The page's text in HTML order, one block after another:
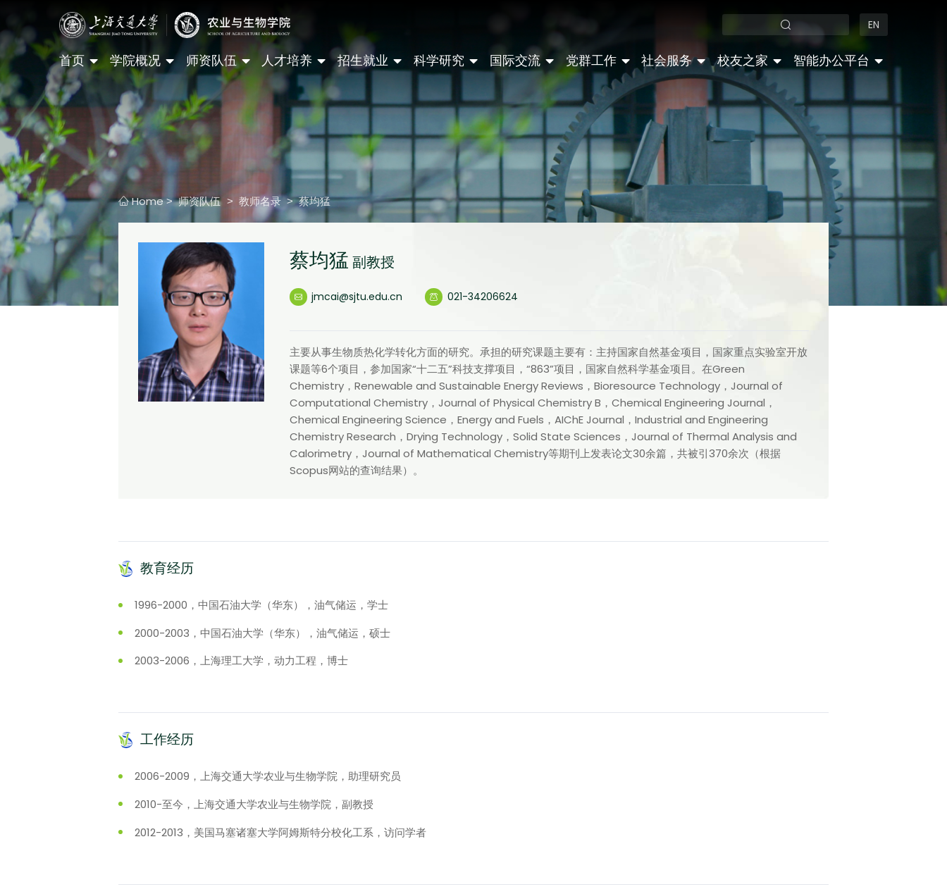
EN
首页 学院概况 师资队伍 人才培养 招生就业 科学研究 国际交流 党群工作 社会服务 校友之家 智能办公平台
Home > 师资队伍 > 教师名录 > 蔡均猛
蔡均猛 副教授
jmcai@sjtu.edu.cn 021-34206624
主要从事生物质热化学转化方面的研究。承担的研究课题主要有：主持国家自然基金项目，国家重点实验室开放
课题等6个项目，参加国家“十二五”科技支撑项目，“863”项目，国家自然科学基金项目。在Green
Chemistry，Renewable and Sustainable Energy Reviews，Bioresource Technology，Journal of
Computational Chemistry，Journal of Physical Chemistry B，Chemical Engineering Journal，
Chemical Engineering Science，Energy and Fuels，AIChE Journal，Industrial and Engineering
Chemistry Research，Drying Technology，Solid State Sciences，Journal of Thermal Analysis and
Calorimetry，Journal of Mathematical Chemistry等期刊上发表论文30余篇，共被引370余次（根据
Scopus网站的查询结果）。
教育经历
1996-2000，中国石油大学（华东），油气储运，学士
2000-2003，中国石油大学（华东），油气储运，硕士
2003-2006，上海理工大学，动力工程，博士
工作经历
2006-2009，上海交通大学农业与生物学院，助理研究员
2010-至今，上海交通大学农业与生物学院，副教授
2012-2013，美国马塞诸塞大学阿姆斯特分校化工系，访问学者